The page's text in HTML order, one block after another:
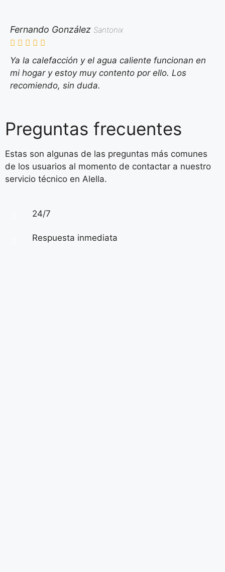
Fernando González Santonix
Ya la calefacción y el agua caliente funcionan en
mi hogar y estoy muy contento por ello. Los
recomiendo, sin duda.
Preguntas frecuentes
Estas son algunas de las preguntas más comunes
de los usuarios al momento de contactar a nuestro
servicio técnico en Alella.
24/7
Respuesta inmediata